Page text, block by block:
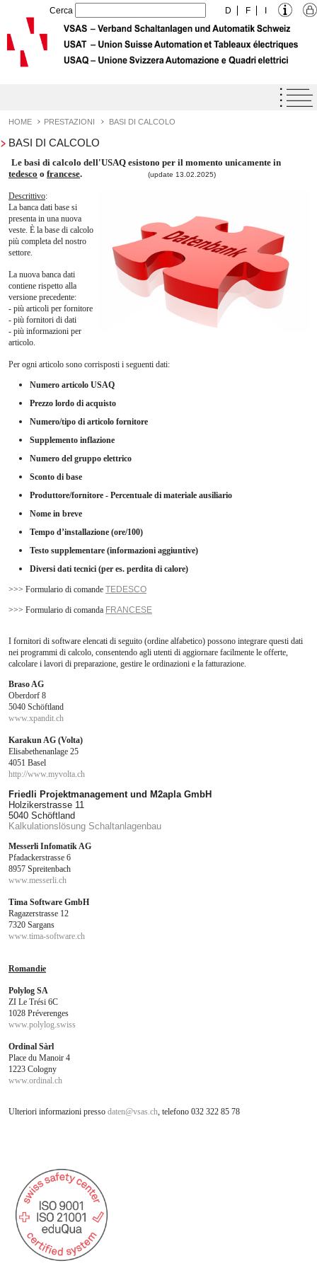
Cerca D F
Agenda
Label di Qualità USAQ
Prestazioni
Novità
Eventi
Manuali tecnici
Sicurezza sul lavoro
Statistica
Servizio giuridico
Rivista Info
L'Unione
Downloads
Offerte di lavoro
Contatto
Links
HOME PRESTAZIONI BASI DI CALCOLO
BASI DI CALCOLO
Le basi di calcolo dell'USAQ esistono per il momento unicamente in
tedesco o francese. (update 13.02.2025)
Descrittivo:
La banca dati base si
presenta in una nuova
veste. È la base di calcolo
più completa del nostro
settore.
La nuova banca dati
contiene rispetto alla
versione precedente:
- più articoli per fornitore
- più fornitori di dati
- più informazioni per
articolo.
Per ogni articolo sono corrisposti i seguenti dati:
Numero articolo USAQ
Prezzo lordo di acquisto
Numero/tipo di articolo fornitore
Supplemento inflazione
Numero del gruppo elettrico
Sconto di base
Produttore/fornitore - Percentuale di materiale ausiliario
Nome in breve
Tempo d’installazione (ore/100)
Testo supplementare (informazioni aggiuntive)
Diversi dati tecnici (per es. perdita di calore)
>>> Formulario di comande TEDESCO
>>> Formulario di comanda FRANCESE
I fornitori di software elencati di seguito (ordine alfabetico) possono integrare questi dati
nei programmi di calcolo, consentendo agli utenti di aggiornare facilmente le offerte,
calcolare i lavori di preparazione, gestire le ordinazioni e la fatturazione.
Braso AG
Oberdorf 8
5040 Schöftland
www.xpandit.ch
Karakun AG (Volta)
Elisabethenanlage 25
4051 Basel
http://www.myvolta.ch
Friedli Projektmanagement und M2apla GmbH
Holzikerstrasse 11
5040 Schöftland
Kalkulationslösung Schaltanlagenbau
Messerli Infomatik AG
Pfadackerstrasse 6
8957 Spreitenbach
www.messerli.ch
Tima Software GmbH
Ragazerstrasse 12
7320 Sargans
www.tima-software.ch
Romandie
Polylog SA
ZI Le Trési 6C
1028 Préverenges
www.polylog.swiss
Ordinal Sàrl
Place du Manoir 4
1223 Cologny
www.ordinal.ch
Ulteriori informazioni presso daten@vsas.ch, telefono 032 322 85 78